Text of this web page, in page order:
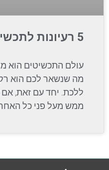
5 רעיונות לתכשיטים מיוחדים
עולם התכשיטים הוא
מה שנשאר לכם הוא רק
ללכת. יחד עם זאת,
ממש מעל פני כל